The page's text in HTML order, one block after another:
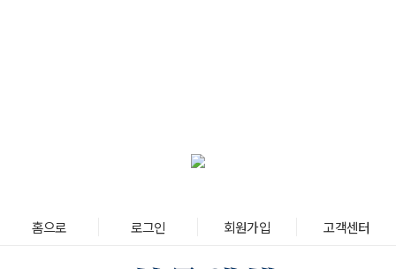
홈으로 로그인 회원가입 고객센터